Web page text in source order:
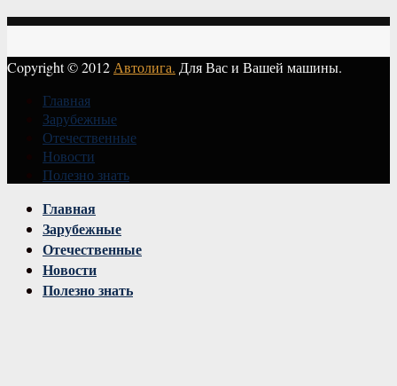
Copyright © 2012 Автолига. Для Вас и Вашей машины.
Главная
Зарубежные
Отечественные
Новости
Полезно знать
Главная
Зарубежные
Отечественные
Новости
Полезно знать